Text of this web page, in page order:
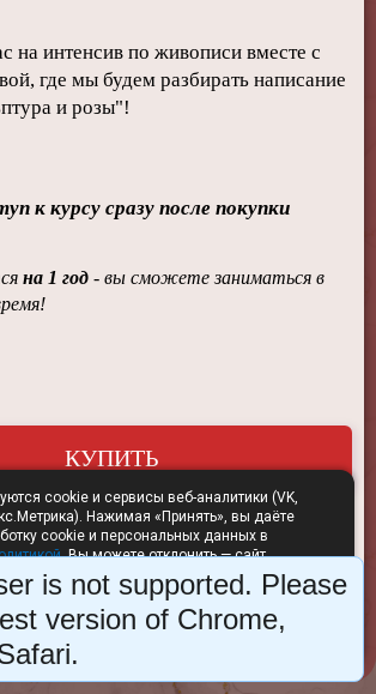
на интенсив по живописи вместе с
где мы будем разбирать написание
и розы"!
к курсу сразу после покупки
на 1 год - вы сможете заниматься в
КУПИТЬ
cookie и сервисы веб-аналитики (VK,
Нажимая «Принять», вы даёте
cookie и персональных данных в
. Вы можете отклонить — сайт
аналитики.
Отклонить
is not supported. Please
version of Chrome,